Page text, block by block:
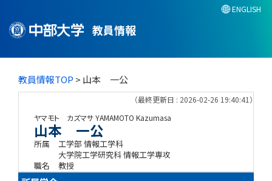
教員情報
ENGLISH
教員情報TOP > 山本 一公
（最終更新日 : 2026-02-26 19:40:41）
ヤマモト カズマサYAMAMOTO Kazumasa
山本 一公
所属
工学部 情報工学科
大学院工学研究科 情報工学専攻
職名
教授